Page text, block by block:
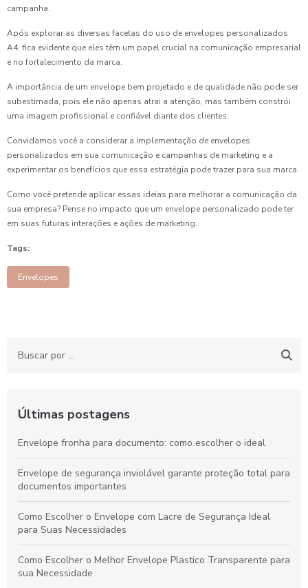
campanha.
Após explorar as diversas facetas do uso de envelopes personalizados
A4, fica evidente que eles têm um papel crucial na comunicação empresarial
e no fortalecimento da marca.
A importância de um envelope bem projetado e de qualidade não pode ser
subestimada, pois ele não apenas atrai a atenção, mas também constrói
uma imagem profissional e confiável diante dos clientes.
Convidamos você a considerar a implementação de envelopes
personalizados em sua comunicação e campanhas de marketing e a
experimentar os benefícios que essa estratégia pode trazer para sua marca.
Como você pretende aplicar essas ideias para melhorar a comunicação da
sua empresa? Pense no impacto que um envelope personalizado pode ter
em suas futuras interações e ações de marketing.
Tags:
Envelopes
Últimas postagens
Envelope fronha para documento: como escolher o ideal
Envelope de segurança inviolável garante proteção total para
documentos importantes
Como Escolher o Envelope com Lacre de Segurança Ideal
para Suas Necessidades
Como Escolher o Melhor Envelope Plastico Transparente para
sua Necessidade